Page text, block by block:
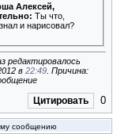
Алексей,
Ты что,
и нарисовал?
редактировалось
в 22:49 . Причина:
Цитировать 0
сообщению